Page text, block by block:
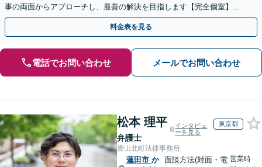
事の両面からアプローチし、最善の解決を目指します【完全個室】
【代々木駅3分】
料金表を見る
電話でお問い合わせ メールでお問い合わせ
松本 理平
弁護士
インタビュ
ーを見る
東京都
青山北町法律事務所
蓮田市 か 面談方法(対面・電 営業時